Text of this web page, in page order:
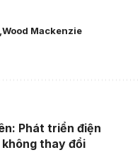
Wood Mackenzie
Phát triển điện
thay đổi